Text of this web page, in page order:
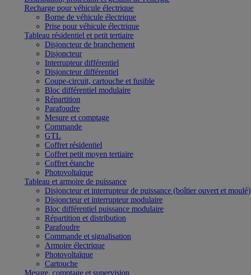
Recharge pour véhicule électrique
Borne de véhicule électrique
Prise pour véhicule électrique
Tableau résidentiel et petit tertiaire
Disjoncteur de branchement
Disjoncteur
Interrupteur différentiel
Disjoncteur différentiel
Coupe-circuit, cartouche et fusible
Bloc différentiel modulaire
Répartition
Parafoudre
Mesure et comptage
Commande
GTL
Coffret résidentiel
Coffret petit moyen tertiaire
Coffret étanche
Photovoltaïque
Tableau et armoire de puissance
Disjoncteur et interrupteur de puissance (boîtier ouvert et moulé)
Disjoncteur et interrupteur modulaire
Bloc différentiel puissance modulaire
Répartition et distribution
Parafoudre
Commande et signalisation
Armoire électrique
Photovoltaïque
Cartouche
Mesure, comptage et supervision